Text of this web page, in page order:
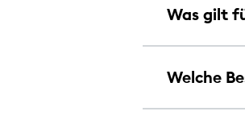
Was gilt
Welche